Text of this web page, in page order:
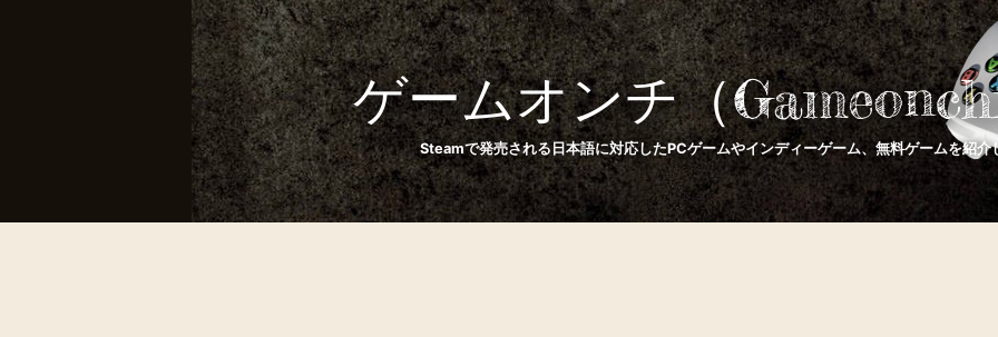
ゲームオンチ（
Steamで発売される日本語に対応したPCゲームやインディーゲーム、無料ゲームを紹介